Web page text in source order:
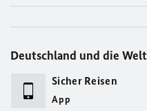
Deutschland und die Welt
Sicher Reisen
App